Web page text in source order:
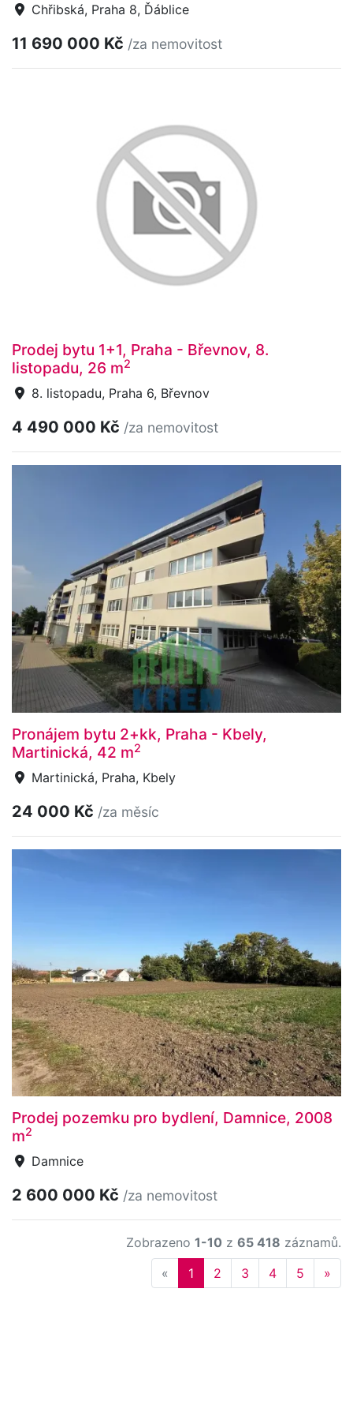
Chřibská, Praha 8, Ďáblice
11 690 000 Kč /za nemovitost
Prodej bytu 1+1, Praha - Břevnov, 8.
listopadu, 26 m2
8. listopadu, Praha 6, Břevnov
4 490 000 Kč /za nemovitost
Pronájem bytu 2+kk, Praha - Kbely,
Martinická, 42 m2
Martinická, Praha, Kbely
24 000 Kč /za měsíc
Prodej pozemku pro bydlení, Damnice, 2008
m2
Damnice
2 600 000 Kč /za nemovitost
Zobrazeno 1-10 z 65 418 záznamů.
« Previous
1 2 3 4 5 »